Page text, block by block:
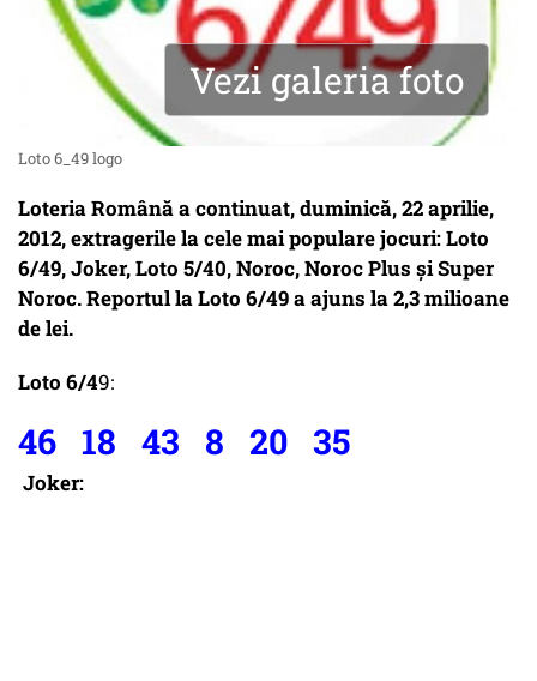
Vezi galeria foto
Loto 6_49 logo
Loteria Română a continuat, duminică, 22 aprilie,
2012, extragerile la cele mai populare jocuri: Loto
6/49, Joker, Loto 5/40, Noroc, Noroc Plus și Super
Noroc. Reportul la Loto 6/49 a ajuns la 2,3 milioane
de lei.
Loto 6/49:
46 18 43 8 20 35
Joker: